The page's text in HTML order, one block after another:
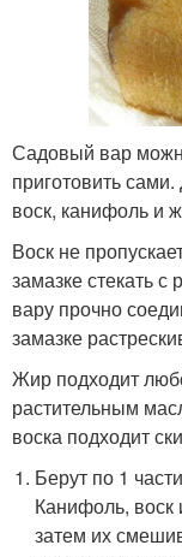
Садовый вар
приготовить
воск, канифоль и
Воск не
замазке стекать
вару прочно
замазке
Жир подходит
растительным
воска подходит
Берут по 1
Канифоль, воск
затем их